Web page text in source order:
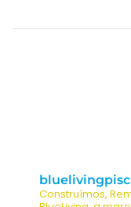
Construímos,